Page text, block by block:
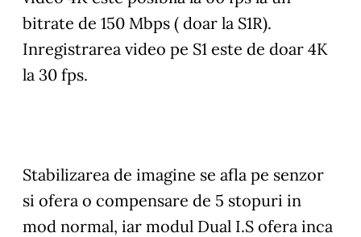
bitrate de 150 Mbps ( doar la S1R).
Inregistrarea video pe S1 este de doar 4K
la 30 fps.
Stabilizarea de imagine se afla pe senzor
si ofera o compensare de 5 stopuri in
mod normal, iar modul Dual I.S ofera inca